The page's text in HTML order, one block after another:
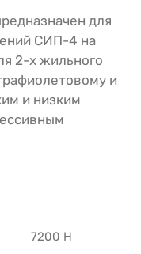
для
СИП-4 на
2-х жильного
и
и низким
7200 Н